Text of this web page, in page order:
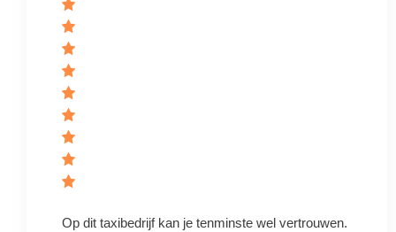
Op dit taxibedrijf kan je tenminste wel vertrouwen.